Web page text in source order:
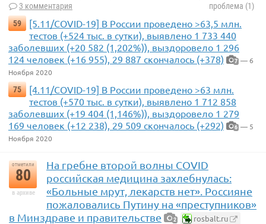
3 комментария
проблема (1)
59
[5.11/COVID-19] В России проведено >63,5 млн.
тестов (+524 тыс. в сутки), выявлено 1 733 440
заболевших (+20 582 (1,202%)), выздоровело 1 296
124 человек (+16 955), 29 887 скончалось (+378)
7 — 6
Ноября 2020
75
[4.11/COVID-19] В России проведено >63 млн.
тестов (+570 тыс. в сутки), выявлено 1 712 858
заболевших (+19 404 (1,146%)), выздоровело 1 279
169 человек (+12 238), 29 509 скончалось (+292)
6 — 5
Ноября 2020
отметили
80
в архиве
На гребне второй волны COVID
российская медицина захлебнулась:
«Больные мрут, лекарств нет». Россияне
пожаловались Путину на «преступников»
в Минздраве и правительстве
2 rosbalt.ru